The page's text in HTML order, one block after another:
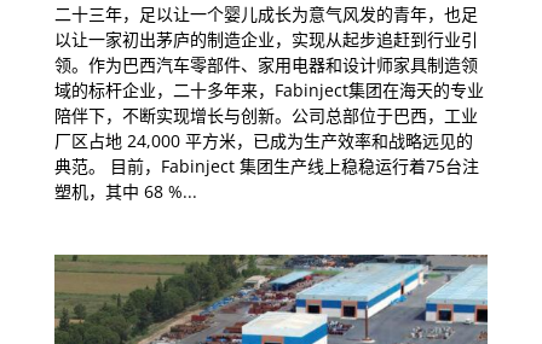
二十三年，足以让一个婴儿成长为意气风发的青年，也足
以让一家初出茅庐的制造企业，实现从起步追赶到行业引
领。作为巴西汽车零部件、家用电器和设计师家具制造领
域的标杆企业，二十多年来，Fabinject集团在海天的专业
陪伴下，不断实现增长与创新。公司总部位于巴西，工业
厂区占地 24,000 平方米，已成为生产效率和战略远见的
典范。 目前，Fabinject 集团生产线上稳稳运行着75台注
塑机，其中 68 %...